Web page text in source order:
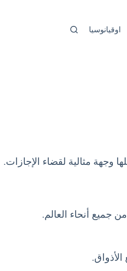
اوقيانوسيا
وجهة مثالية لقضاء الإجازات.
جميع أنحاء العالم.